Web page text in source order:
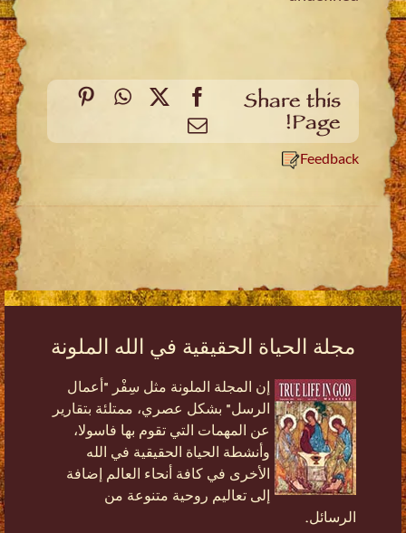
Share this
Page!
Facebook
X
WhatsApp
Pinterest
Email
Feedback
مجلة الحياة الحقيقية في الله الملونة
إن المجلة الملونة مثل سِفْر "أعمال
الرسل" بشكل عصري، ممتلئة بتقارير
عن المهمات التي تقوم بها فاسولا،
وأنشطة الحياة الحقيقية في الله
الأخرى في كافة أنحاء العالم إضافة
إلى تعاليم روحية متنوعة من
الرسائل.